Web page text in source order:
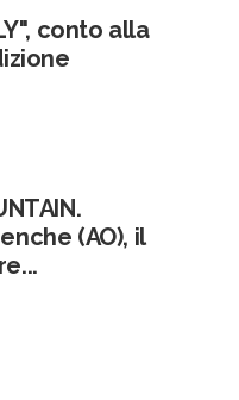
conto alla
(AO), il